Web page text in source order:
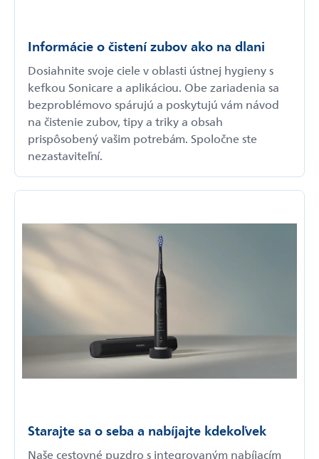
Informácie o čistení zubov ako na dlani
Dosiahnite svoje ciele v oblasti ústnej hygieny s
kefkou Sonicare a aplikáciou. Obe zariadenia sa
bezproblémovo spárujú a poskytujú vám návod
na čistenie zubov, tipy a triky a obsah
prispôsobený vašim potrebám. Spoločne ste
nezastaviteľní.
Starajte sa o seba a nabíjajte kdekoľvek
Naše cestovné puzdro s integrovaným nabíjacím